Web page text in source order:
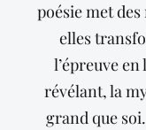
poésie met
elles
l’épreuve
révélant, la
grand que